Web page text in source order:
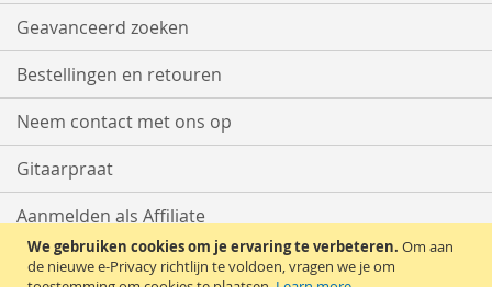
We gebruiken cookies om je ervaring te verbeteren. Om aan
de nieuwe e-Privacy richtlijn te voldoen, vragen we je om
Geavanceerd zoeken
Bestellingen en retouren
Neem contact met ons op
Gitaarpraat
Aanmelden als Affiliate
Start met Verkopen